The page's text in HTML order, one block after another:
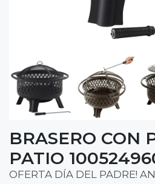
BRASERO CON
PATIO
OFERTA DÍA DEL PADRE!